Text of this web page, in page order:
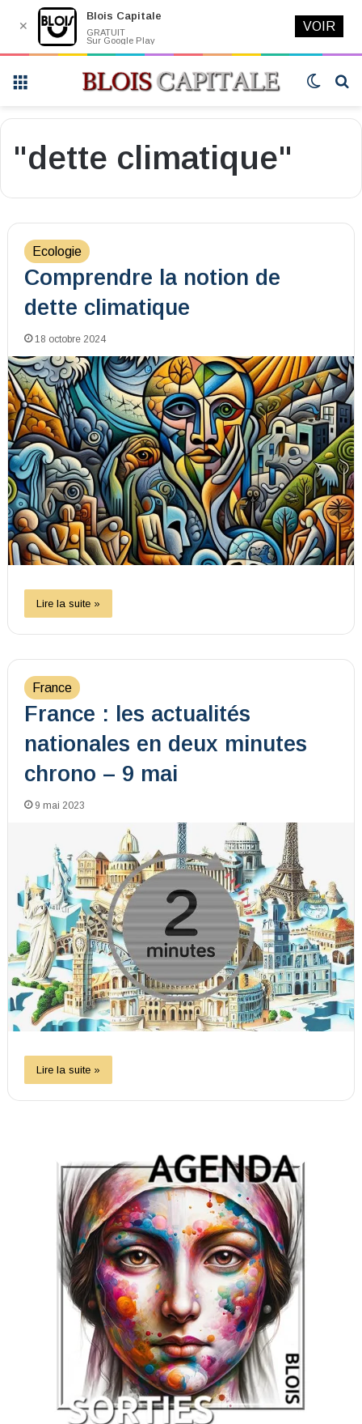
Switch
"dette climatique"
Ecologie
Comprendre la notion de
dette climatique
18 octobre 2024
Lire la suite »
France
France : les actualités
nationales en deux minutes
chrono – 9 mai
9 mai 2023
Lire la suite »
✕
Blois Capitale
GRATUIT
Sur Google Play
VOIR